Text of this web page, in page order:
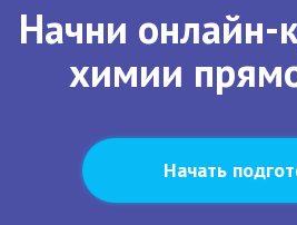
Начни онлайн-
химии
Начать